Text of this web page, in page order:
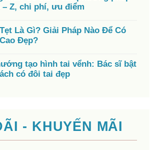
Z, chi phí, ưu điểm
Là Gì? Giải Pháp Nào Để Có
Đẹp?
tạo hình tai vểnh: Bác sĩ bật
có đôi tai đẹp
- KHUYẾN MÃI